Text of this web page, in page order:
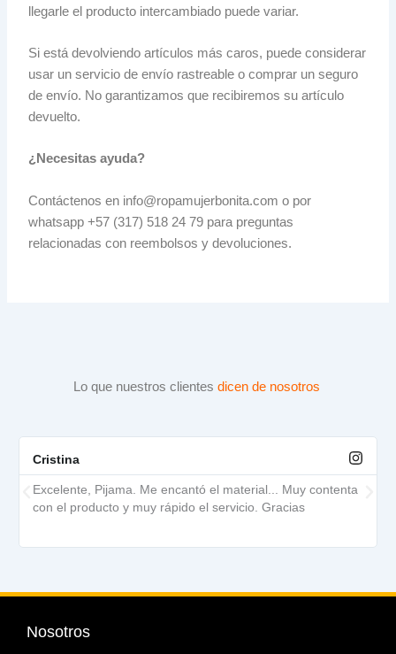
llegarle el producto intercambiado puede variar.
Si está devolviendo artículos más caros, puede considerar
usar un servicio de envío rastreable o comprar un seguro
de envío. No garantizamos que recibiremos su artículo
devuelto.
¿Necesitas ayuda?
Contáctenos en info@ropamujerbonita.com o por
whatsapp +57 (317) 518 24 79 para preguntas
relacionadas con reembolsos y devoluciones.
Lo que nuestros clientes dicen de nosotros
Cristina
Excelente, Pijama. Me encantó el material... Muy contenta
con el producto y muy rápido el servicio. Gracias
Nosotros